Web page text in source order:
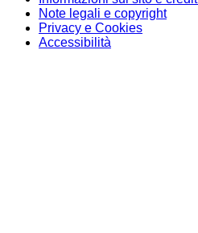
Note legali e copyright
Privacy e Cookies
Accessibilità